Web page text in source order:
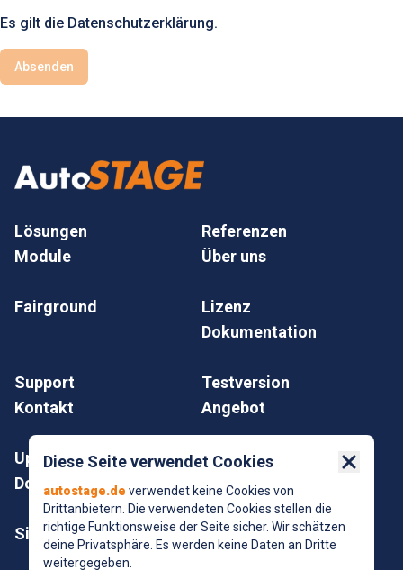
Es gilt die Datenschutzerklärung.
Absenden
Lösungen
Module
Fairground
Referenzen
Über uns
Lizenz
Dokumentation
Support
Kontakt
Update
Download
Sitemap
Testversion
Angebot
Impressum
Datenschutz
© AutoSTAGE GmbH
Diese Seite verwendet Cookies Close
autostage.de verwendet keine Cookies von
Drittanbietern. Die verwendeten Cookies stellen die
richtige Funktionsweise der Seite sicher. Wir schätzen
deine Privatsphäre. Es werden keine Daten an Dritte
weitergegeben.